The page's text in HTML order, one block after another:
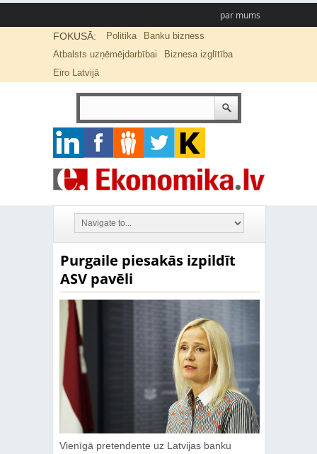
par mums
FOKUSĀ: Politika
Banku bizness
Atbalsts uzņēmējdarbībai
Biznesa izglītība
Eiro Latvijā
Purgaile piesakās izpildīt
ASV pavēli
Vienīgā pretendente uz Latvijas banku